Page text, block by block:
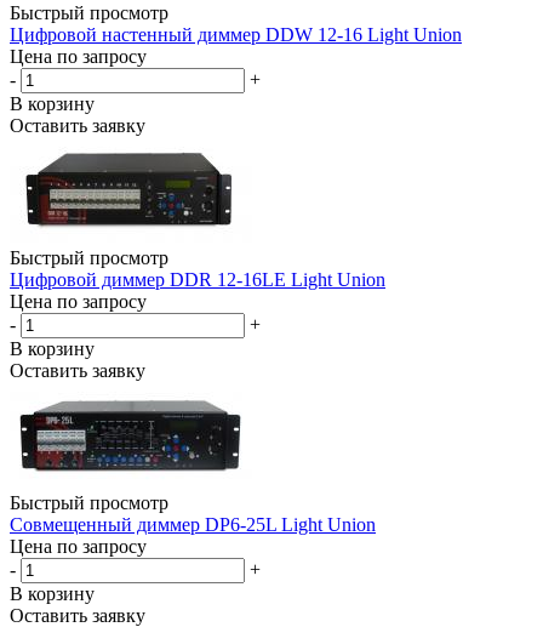
Быстрый просмотр
Цифровой настенный диммер DDW 12-16 Light Union
Цена по запросу
-
+
В корзину
Оставить заявку
Быстрый просмотр
Цифровой диммер DDR 12-16LE Light Union
Цена по запросу
-
+
В корзину
Оставить заявку
Быстрый просмотр
Совмещенный диммер DP6-25L Light Union
Цена по запросу
-
+
В корзину
Оставить заявку